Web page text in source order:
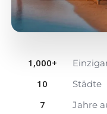
1,000+
10 Städte
7 Jahre